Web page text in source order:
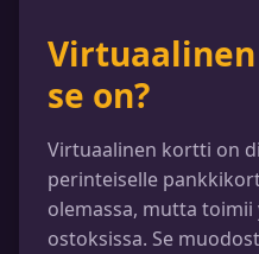
se on?
Virtuaalinen kortti on
perinteiselle
olemassa, mutta
ostoksissa. Se